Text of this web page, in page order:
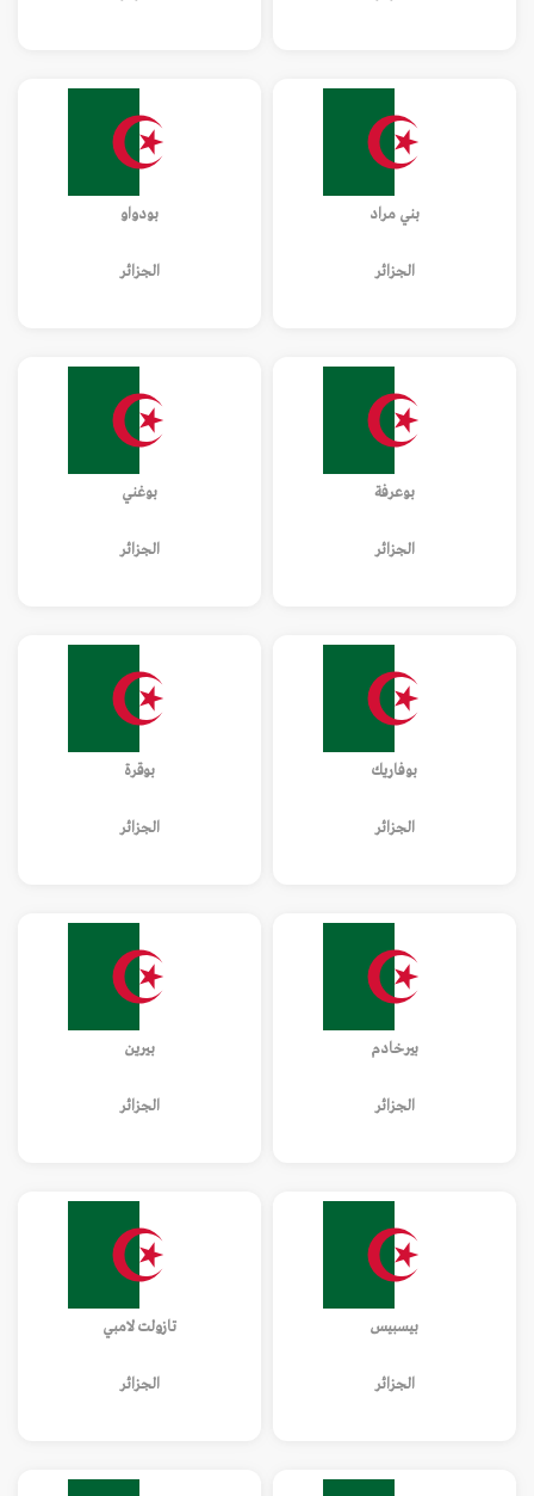
بني مراد
الجزائر
بودواو
الجزائر
بوعرفة
الجزائر
بوغني
الجزائر
بوفاريك
الجزائر
بوقرة
الجزائر
بيرخادم
الجزائر
بيرين
الجزائر
بيسبيس
الجزائر
تازولت لامبي
الجزائر